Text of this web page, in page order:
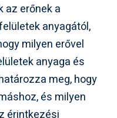
az erőnek a
anyagától,
milyen erővel
anyaga és
meg, hogy
és milyen
érintkezési